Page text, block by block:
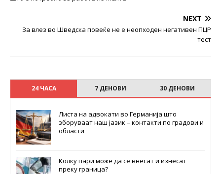
NEXT
За влез во Шведска повеќе не е неопходен негативен ПЦР
тест
24 ЧАСА 7 ДЕНОВИ 30 ДЕНОВИ
Листа на адвокати во Германија што
зборуваат наш јазик – контакти по градови и
области
Колку пари може да се внесат и изнесат
преку граница?